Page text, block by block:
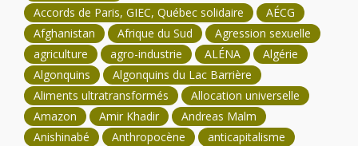
Accords de Paris, GIEC, Québec solidaire
AÉCG
Afghanistan
Afrique du Sud
Agression sexuelle
agriculture
agro-industrie ALÉNA
Algérie
Algonquins
Algonquins du Lac Barrière
Aliments ultratransformés
Allocation universelle
Amazon
Amir Khadir
Andreas Malm
Anishinabé
Anthropocène anticapitalisme